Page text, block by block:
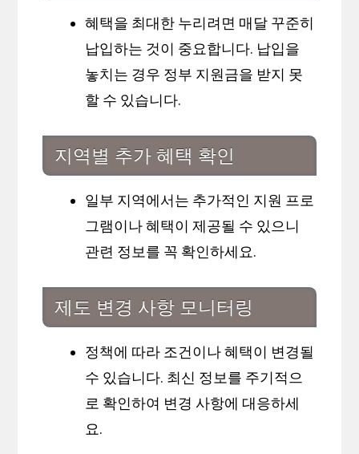
혜택을 최대한 누리려면 매달 꾸준히
납입하는 것이 중요합니다. 납입을
놓치는 경우 정부 지원금을 받지 못
할 수 있습니다.
지역별 추가 혜택 확인
일부 지역에서는 추가적인 지원 프로
그램이나 혜택이 제공될 수 있으니
관련 정보를 꼭 확인하세요.
제도 변경 사항 모니터링
정책에 따라 조건이나 혜택이 변경될
수 있습니다. 최신 정보를 주기적으
로 확인하여 변경 사항에 대응하세
요.